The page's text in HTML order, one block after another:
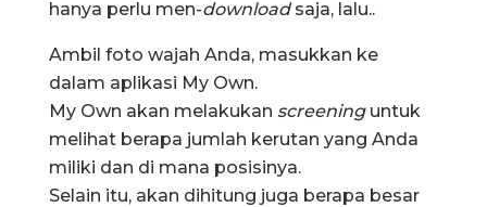
hanya perlu men-downloadsaja, lalu..
Ambil foto wajah Anda, masukkan ke
dalam aplikasi My Own.
My Own akan melakukan screeninguntuk
melihat berapa jumlah kerutan yang Anda
miliki dan di mana posisinya.
Selain itu, akan dihitung juga berapa besar